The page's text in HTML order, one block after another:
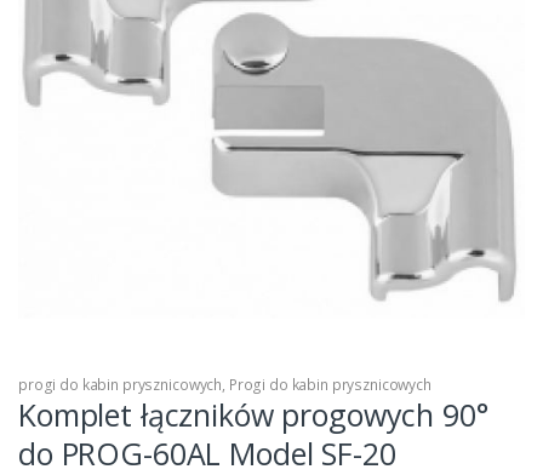
progi do kabin prysznicowych, Progi do kabin prysznicowych
Komplet łączników progowych 90°
do PROG-60AL Model SF-20